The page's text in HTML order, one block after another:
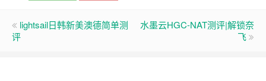
lightsail日韩新美澳德简单测
评
水墨云HGC-NAT测评|解锁奈
飞